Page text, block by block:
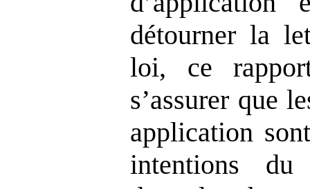
détourner la
loi, ce
s’assurer que
application
intentions du